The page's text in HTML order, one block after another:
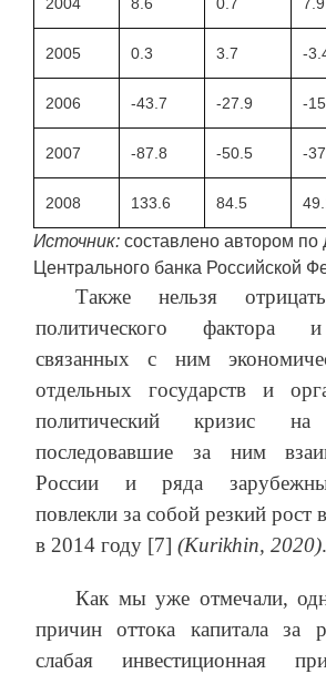
2004 8.6 0.7 7.9
2005 0.3 3.7 -
2006 -43.7 -27.9 -
2007 -87.8 -50.5 -
2008 133.6 84.5
Источник: составлено автором
Центрального банка Российской
Также нельзя
политического фактора
связанных с ним
отдельных государств и
политический кризис
последовавшие за ним
России и ряда
повлекли за собой резкий рост
в 2014 году [7] (Kurikhin, 2020).
Как мы уже отмечали,
причин оттока капитала за
слабая инвестиционная